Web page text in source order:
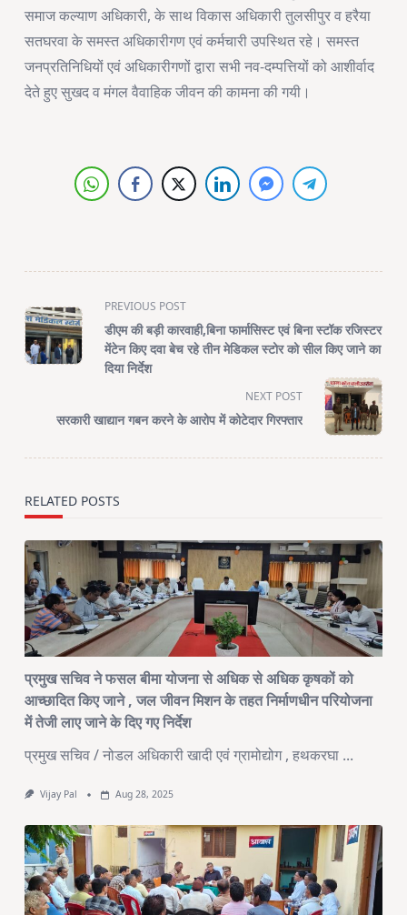
समाज कल्याण अधिकारी, के साथ विकास अधिकारी तुलसीपुर व हरैया
सतघरवा के समस्त अधिकारीगण एवं कर्मचारी उपस्थित रहे। समस्त
जनप्रतिनिधियों एवं अधिकारीगणों द्वारा सभी नव-दम्पत्तियों को आशीर्वाद
देते हुए सुखद व मंगल वैवाहिक जीवन की कामना की गयी।
<span
class="nav-
subtitle
screen-
text">Page</span>
PREVIOUS POST
डीएम की बड़ी कारवाही,बिना फार्मासिस्ट एवं बिना स्टॉक रजिस्टर
मेंटेन किए दवा बेच रहे तीन मेडिकल स्टोर को सील किए जाने का
दिया निर्देश
NEXT POST
सरकारी खाद्यान गबन करने के आरोप में कोटेदार गिरफ्तार
RELATED POSTS
प्रमुख सचिव ने फसल बीमा योजना से अधिक से अधिक कृषकों को
आच्छादित किए जाने , जल जीवन मिशन के तहत निर्माणधीन परियोजना
में तेजी लाए जाने के दिए गए निर्देश
प्रमुख सचिव / नोडल अधिकारी खादी एवं ग्रामोद्योग , हथकरघा ...
Vijay Pal Aug 28, 2025